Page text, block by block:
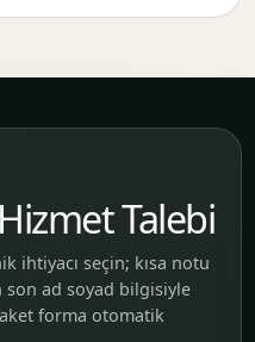
Talebi
ihtiyacı seçin; kısa notu
son ad soyad bilgisiyle
forma otomatik